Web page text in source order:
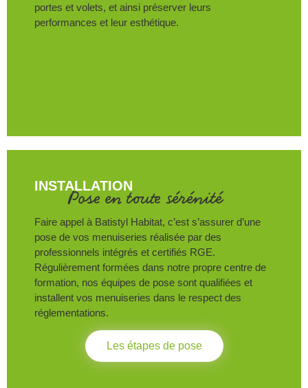
portes et volets, et ainsi préserver leurs
performances et leur esthétique.
INSTALLATION
Pose en toute sérénité
Faire appel à Batistyl Habitat, c’est s’assurer d’une
pose de vos menuiseries réalisée par des
professionnels intégrés et certifiés RGE.
Régulièrement formées dans notre propre centre de
formation, nos équipes de pose sont qualifiées et
installent vos menuiseries dans le respect des
réglementations.
Les étapes de pose